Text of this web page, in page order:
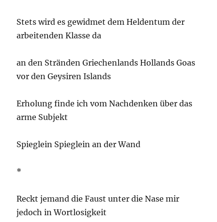
Stets wird es gewidmet dem Heldentum der
arbeitenden Klasse da
an den Stränden Griechenlands Hollands Goas
vor den Geysiren Islands
Erholung finde ich vom Nachdenken über das
arme Subjekt
Spieglein Spieglein an der Wand
*
Reckt jemand die Faust unter die Nase mir
jedoch in Wortlosigkeit